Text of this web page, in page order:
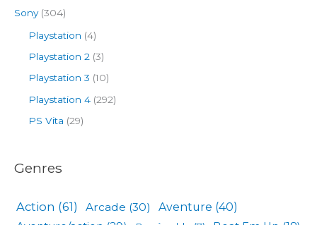
Sony(304)
Playstation (4)
Playstation 2 (3)
Playstation 3 (10)
Playstation 4 (292)
PS Vita (29)
Genres
Action (61) Arcade (30) Aventure (40)